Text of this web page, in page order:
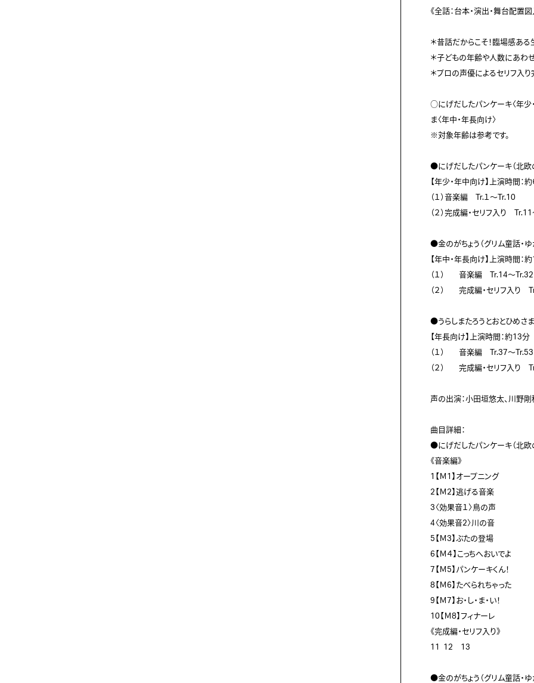
《全話：台本・演出・舞台配置図
＊昔話だからこそ！臨場感ある
＊子どもの年齢や人数にあわ
＊プロの声優によるセリフ入り
○にげだしたパンケーキ〈年少
ま〈年中・年長向け〉
※対象年齢は参考です。
●にげだしたパンケーキ（北欧
【年少・年中向け】上演時間：
（１）音楽編　Tr.１～Tr.10
（２）完成編・セリフ入り　
●金のがちょう（グリム童話・ゆ
【年中・年長向け】上演時間：
（１）	音楽編　Tr.14～Tr.32（「結婚行進曲」入り）
（２）	完成編・セリフ入り　Tr.33～36
●うらしまたろうとおとひめさま
【年長向け】上演時間：約13分
（１）	音楽編　Tr.37～Tr.53（浦島太郎カラオケ・海の声インスト入り）
（２）	完成編・セリフ入り　Tr.54～57（浦島太郎歌入り）
声の出演：小田垣悠太、川野
曲目詳細：
●にげだしたパンケーキ（北欧
《音楽編》
1【Ｍ1】オープニング
2【Ｍ2】逃げる音楽
3〈効果音１〉鳥の声
4〈効果音2〉川の音
5【Ｍ3】ぶたの登場
6【Ｍ４】こっちへおいでよ
7【Ｍ5】パンケーキくん！
8【Ｍ6】たべられちゃった
9【Ｍ7】お・し・ま・い！
10【Ｍ8】フィナーレ
《完成編・セリフ入り》
11  12　13
●金のがちょう（グリム童話・ゆ